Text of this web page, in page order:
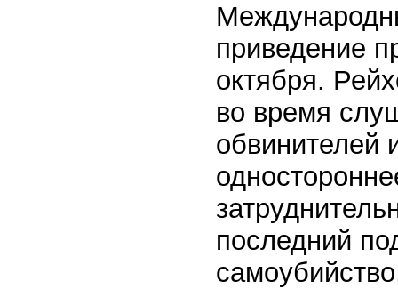
приведение
октября.
во время
обвинителей
последний